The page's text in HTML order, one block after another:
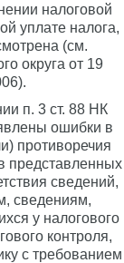
налоговой
уплате налога,
(см.
округа от 19
п. 3 ст. 88 НК
ошибки в
противоречия
представленных
сведений,
сведениям,
у налогового
контроля,
с требованием